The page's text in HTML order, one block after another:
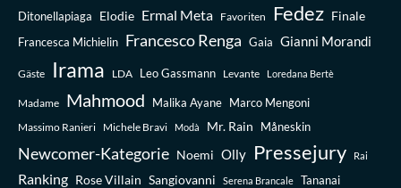
Ditonellapiaga Elodie Ermal Meta Favoriten Fedez Finale
Francesca Michielin Francesco Renga Gaia Gianni Morandi
Gäste Irama LDA Leo Gassmann Levante Loredana Bertè
Madame Mahmood Malika Ayane Marco Mengoni
Massimo Ranieri Michele Bravi Modà Mr. Rain Måneskin
Newcomer-Kategorie Noemi Olly Pressejury Rai
Ranking Rose Villain Sangiovanni Serena Brancale Tananai